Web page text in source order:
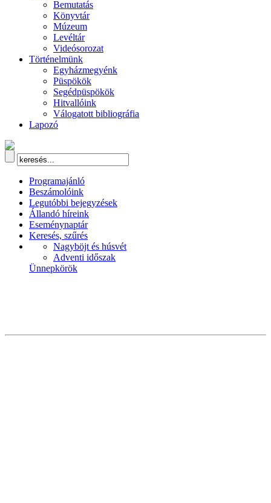
Bemutatás
Könyvtár
Múzeum
Levéltár
Videósorozat
Történelmünk
Egyházmegyénk
Püspökök
Segédpüspökök
Hitvallóink
Válogatott bibliográfia
Lapozó
Programajánló
Beszámolóink
Legutóbbi bejegyzések
Állandó híreink
Eseménynaptár
Keresés, szűrés
Nagyböjt és húsvét
Adventi időszak
Ünnepkörök